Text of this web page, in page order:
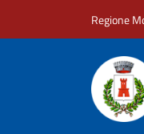
Regione